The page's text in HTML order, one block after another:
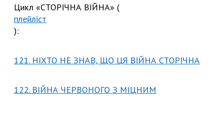
Цикл «СТОРІЧНА ВІЙНА» (
плейліст
):
121. НІХТО НЕ ЗНАВ, ЩО ЦЯ ВІЙНА СТОРІЧНА
122. ВІЙНА ЧЕРВОНОГО З МІЦНИМ